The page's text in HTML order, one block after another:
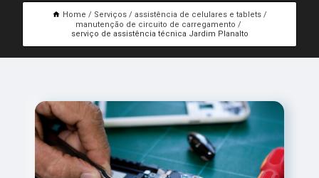
Home Serviços
assistência de celulares e tablets
manutenção de circuito de carregamento
serviço de assistência técnica Jardim Planalto